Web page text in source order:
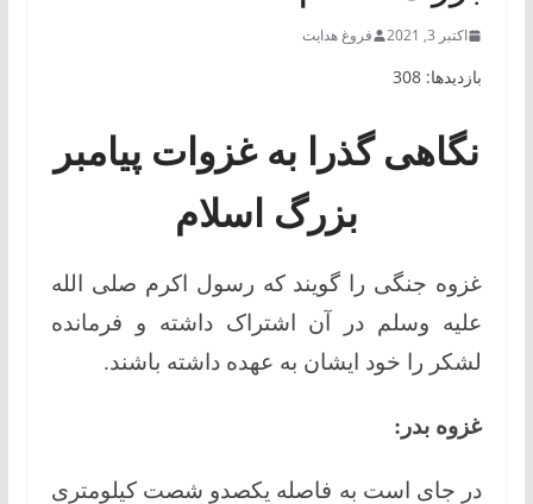
اکتبر 3, 2021 فروغ هدایت
بازدیدها: 308
نگاهی گذرا به غزوات پیامبر
بزرگ اسلام
غزوه جنگی را گویند که رسول اکرم صلی الله
علیه وسلم در آن اشتراک داشته و فرمانده
لشکر را خود ایشان به عهده داشته باشند.
غزوه بدر:
در جای است به فاصله یکصدو شصت کیلومتری